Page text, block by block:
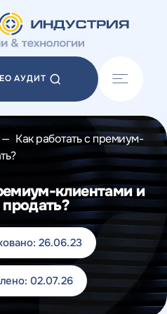
АУДИТ
сайтов
прототипов
контента
— Как работать с премиум-
клиентами и
26.06.23
02.07.26